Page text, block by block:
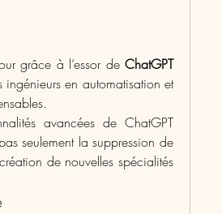
grâce à l’essor de ChatGPT
ingénieurs en automatisation et
avancées de ChatGPT
seulement la suppression de
de nouvelles spécialités